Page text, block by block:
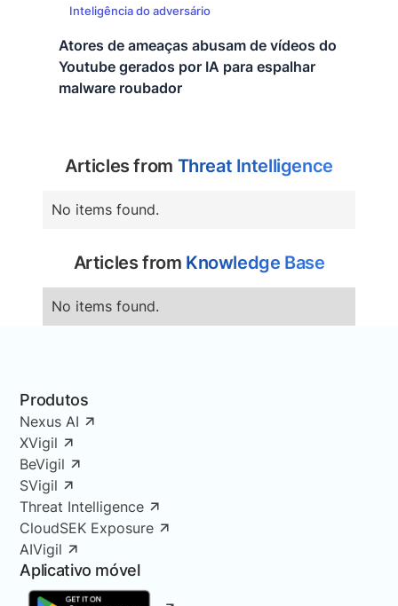
Inteligência do adversário
Atores de ameaças abusam de vídeos do
Youtube gerados por IA para espalhar
malware roubador
Articles from Threat Intelligence
No items found.
Articles from Knowledge Base
No items found.
Produtos
Nexus AI
XVigil
BeVigil
SVigil
Threat Intelligence
CloudSEK Exposure
AIVigil
Aplicativo móvel